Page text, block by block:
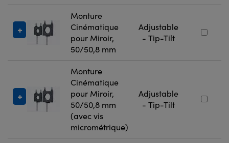
Monture
Cinématique
pour Miroir,
50/50,8 mm
Adjustable
- Tip-Tilt
Monture
Cinématique
pour Miroir,
50/50,8 mm
(avec vis
micrométrique)
Adjustable
- Tip-Tilt